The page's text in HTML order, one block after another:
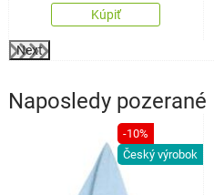
Kúpiť
Next
Naposledy pozerané
-10%
Český výrobok